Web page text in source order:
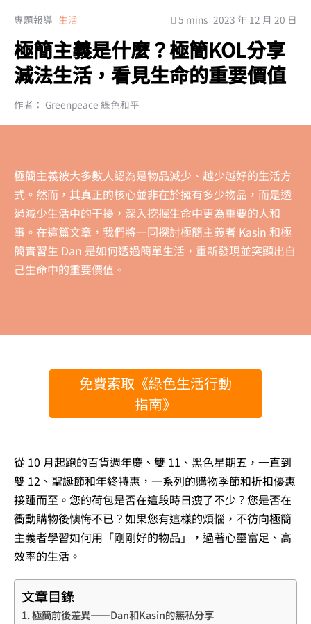
專題報導 生活 5 mins 2023 年 12 月 20 日
極簡主義是什麼？極簡KOL分享
減法生活，看見生命的重要價值
作者： Greenpeace 綠色和平
極簡主義被大多數人認為是物品減少、越少越好的生活方
式。然而，其真正的核心並非在於擁有多少物品，而是透
過減少生活中的干擾，深入挖掘生命中更為重要的人和
事。在這篇文章，我們將一同探討極簡主義者 Kasin 和極
簡實習生 Dan 是如何透過簡單生活，重新發現並突顯出自
己生命中的重要價值。
免費索取《綠色生活行動
指南》
從 10 月起跑的百貨週年慶、雙 11、黑色星期五，一直到
雙 12、聖誕節和年終特惠，一系列的購物季節和折扣優惠
接踵而至。您的荷包是否在這段時日瘦了不少？您是否在
衝動購物後懊悔不已？如果您有這樣的煩惱，不彷向極簡
主義者學習如何用「剛剛好的物品」，過著心靈富足、高
效率的生活。
文章目錄
極簡前後差異——Dan和Kasin的無私分享